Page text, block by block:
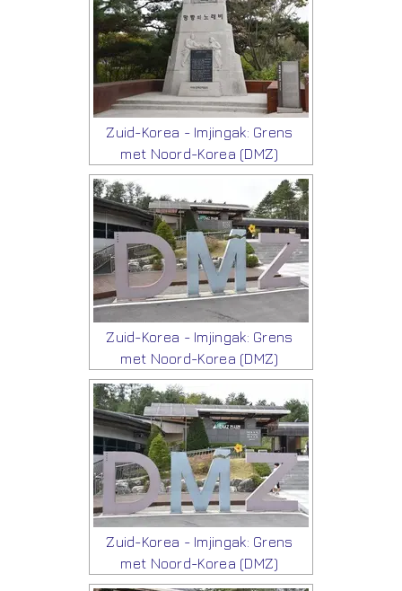
Zuid-Korea - Imjingak: Grens
met Noord-Korea (DMZ)
Zuid-Korea - Imjingak: Grens
met Noord-Korea (DMZ)
Zuid-Korea - Imjingak: Grens
met Noord-Korea (DMZ)